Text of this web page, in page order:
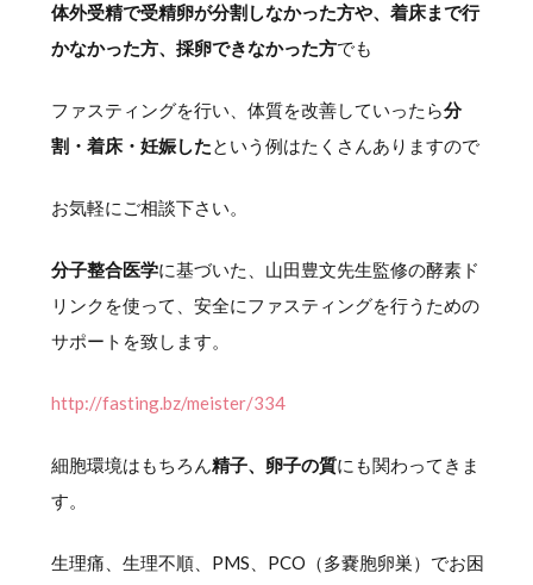
体外受精で受精卵が分割しなかった方や、着床まで行
かなかった方、採卵できなかった方でも
ファスティングを行い、体質を改善していったら分
割・着床・妊娠したという例はたくさんありますので
お気軽にご相談下さい。
分子整合医学に基づいた、山田豊文先生監修の酵素ド
リンクを使って、安全にファスティングを行うための
サポートを致します。
http://fasting.bz/meister/334
細胞環境はもちろん精子、卵子の質にも関わってきま
す。
生理痛、生理不順、PMS、PCO（多嚢胞卵巣）でお困